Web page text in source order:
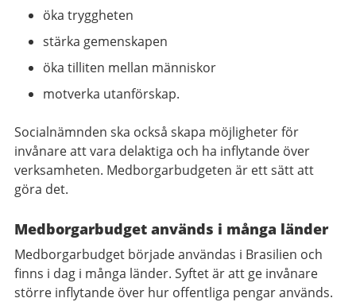
öka tryggheten
stärka gemenskapen
öka tilliten mellan människor
motverka utanförskap.
Socialnämnden ska också skapa möjligheter för
invånare att vara delaktiga och ha inflytande över
verksamheten. Medborgarbudgeten är ett sätt att
göra det.
Medborgarbudget används i många länder
Medborgarbudget började användas i Brasilien och
finns i dag i många länder. Syftet är att ge invånare
större inflytande över hur offentliga pengar används.